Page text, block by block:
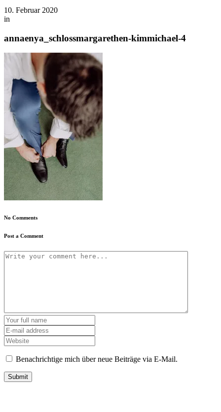
10. Februar 2020
in
annaenya_schlossmargarethen-kimmichael-4
No Comments
Post a Comment
Benachrichtige mich über neue Beiträge via E-Mail.
Submit